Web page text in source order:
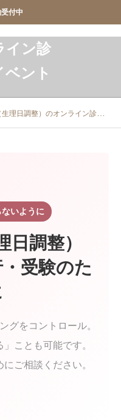
付中
理日調
イン診
ベント
調整）のオンライン診療｜旅行やイベントに
いように
日調整）
受験のた
グをコントロール。
ことも可能です。
ご相談ください。
 クリニック紹介
 院長ごあいさつ
 privacypolicy